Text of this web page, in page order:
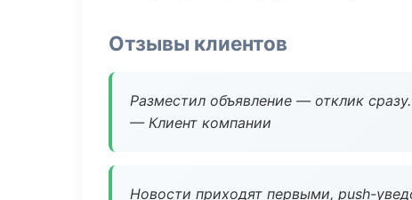
Отзывы клиентов
Разместил объявление — отклик
— Клиент компании
Новости приходят первыми, push-